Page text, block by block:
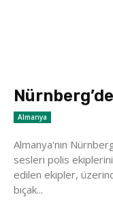
Almanya
Almanya'nın
sesleri polis
edilen ekipler,
bıçak...